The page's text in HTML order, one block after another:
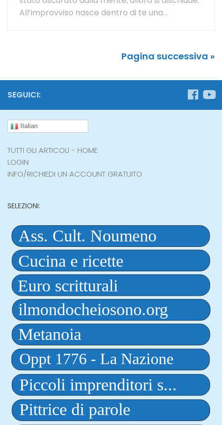
All’improvviso nasce dentro di te una...
Pagina successiva »
SEGUICI:
Italian
TUTTI GLI ARTICOLI - HOME
LOGIN
INFO/RICHIEDI UN ACCOUNT GRATUITO
SELEZIONI: